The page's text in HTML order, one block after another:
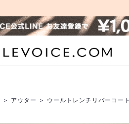
＞ アウター ＞ ウールトレンチリバーコート